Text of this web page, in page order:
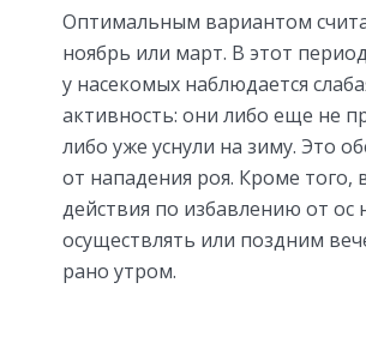
Оптимальным вариантом
ноябрь или март. В этот период
у насекомых наблюдается
активность: они либо еще не
либо уже уснули на зиму. Это
от нападения роя. Кроме того,
действия по избавлению от ос
осуществлять или поздним
рано утром.